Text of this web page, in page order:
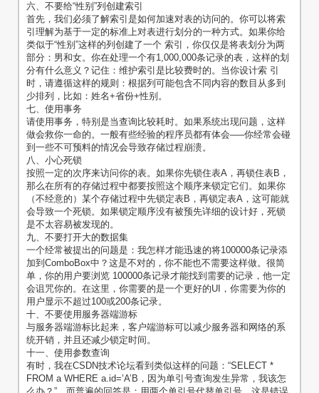
六、不要给“性别”列创建索引
首先，我们必须了解索引是如何加速对表的访问的。你可以将索
引理解为基于一定的标准上对表进行划分的一种方式。如果你给
类似于“性别”这样的列创建了一个 索引，你仅仅是将表划分为两
部分：男和女。你在处理一个有1,000,000条记录的表，这样的划
分有什么意义？记住：维护索引是比较费时的。当你设计索 引
时，请遵循这样的规则：根据列可能包含不同内容的数目从多到
少排列，比如：姓名+省份+性别。
七、使用事务
请使用事务，特别是当查询比较耗时。如果系统出现问题，这样
做会救你一命的。一般有些经验的程序员都有体会—–你经常会碰
到一些不可预料的情况会导致存储过程崩溃。
八、小心死锁
按照一定的次序来访问你的表。如果你先锁住表A，再锁住表B，
那么在所有的存储过程中都要按照这个顺序来锁定它们。如果你
（不经意的）某个存储过程中先锁定表B，再锁定表A，这可能就
会导致一个死锁。如果锁定顺序没有被预先详细的设计好，死锁
是不太容易被发现的。
九、不要打开大的数据集
一个经常被提出的问题是：我怎样才能迅速的将100000条记录添
加到ComboBox中？这是不对的，你不能也不需要这样做。很简
单，你的用户要浏览 100000条记录才能找到需要的记录，他一定
会诅咒你的。在这里，你需要的是一个更好的UI，你需要为你的
用户显示不超过100或200条记录。
十、不要使用服务器端游标
与服务器端游标比起来，客户端游标可以减少服务器和网络的系
统开销，并且还减少锁定时间。
十一、使用参数查询
有时，我在CSDN技术论坛看到类似这样的问题：“SELECT *
FROM a WHERE a.id=’A’B，因为单引号查询发生异常，我该怎